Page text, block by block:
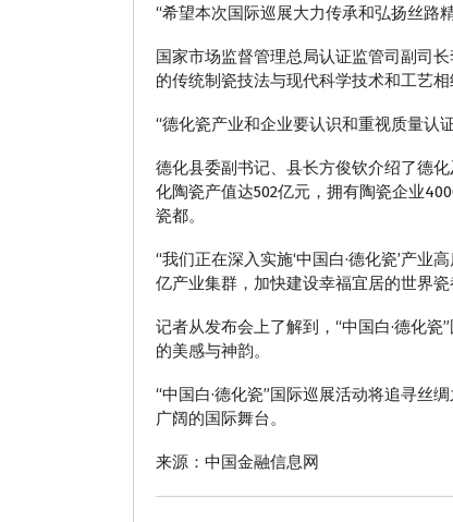
“希望本次国际巡展大力传承和弘扬丝路
国家市场监督管理总局认证监管司副司
的传统制瓷技法与现代科学技术和工艺
“德化瓷产业和企业要认识和重视质量认
德化县委副书记、县长方俊钦介绍了德
化陶瓷产值达502亿元，拥有陶瓷企业
瓷都。
“我们正在深入实施‘中国白·德化瓷’产
亿产业集群，加快建设幸福宜居的世界瓷
记者从发布会上了解到，“中国白·德化
的美感与神韵。
“中国白·德化瓷”国际巡展活动将追寻丝
广阔的国际舞台。
来源：中国金融信息网